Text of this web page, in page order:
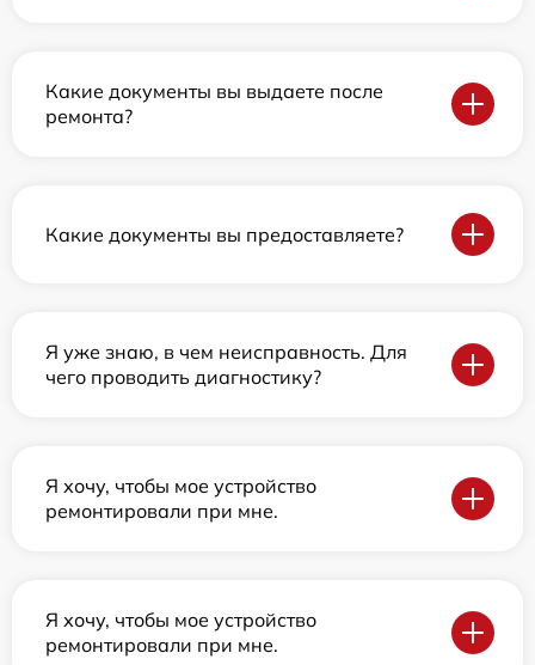
Какие документы вы выдаете после
ремонта?
Какие документы вы предоставляете?
Я уже знаю, в чем неисправность. Для
чего проводить диагностику?
Я хочу, чтобы мое устройство
ремонтировали при мне.
Я хочу, чтобы мое устройство
ремонтировали при мне.